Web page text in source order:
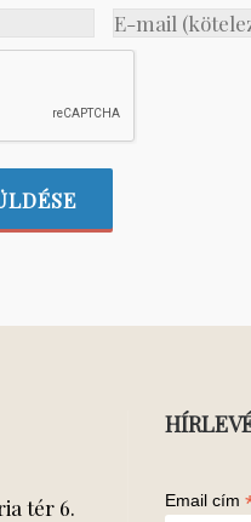
tér 6.
Email cím